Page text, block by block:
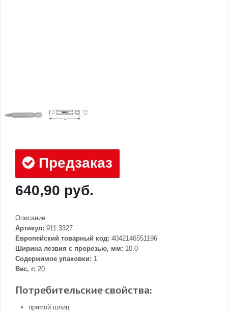
Предзаказ
640,90 руб.
Описание:
Артикул: 911.3327
Европейский товарный код: 4042146551196
Ширина лезвия с прорезью, мм: 10.0
Содержимое упаковки: 1
Вес, г: 20
Потребительские свойства:
прямой шлиц